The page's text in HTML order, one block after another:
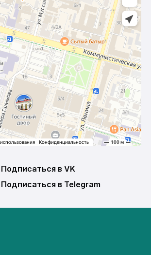
Подписаться в VK
Подписаться в Telegram